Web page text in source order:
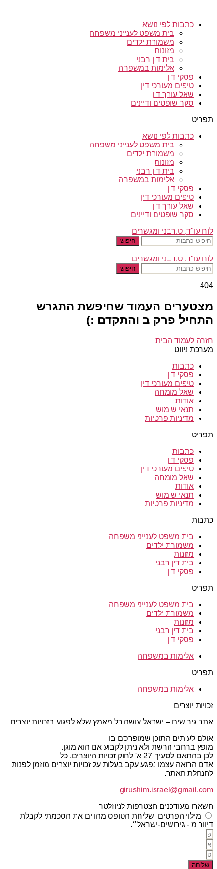
כתבות לפי נושא
בית משפט לענייני משפחה
משמורת ילדים
מזונות
בית דין רבני
אלימות במשפחה
פסקי דין
טיפים מעורכי דין
שאל עורך דין
סקר שופטים ודיינים
תפריט
כתבות לפי נושא
בית משפט לענייני משפחה
משמורת ילדים
מזונות
בית דין רבני
אלימות במשפחה
פסקי דין
טיפים מעורכי דין
שאל עורך דין
סקר שופטים ודיינים
לוח עו"ד, ט.רבני ומגשרים
חיפוש
לוח עו"ד, ט.רבני ומגשרים
חיפוש
404
מצטערים העמוד שחיפשת התגרש
התחיל פרק ב והתקדם :)
חזרה לעמוד הבית
מערכת ניווט
כתבות
פסקי דין
טיפים מעורכי דין
שאל מומחה
אודות
תנאי שימוש
מדיניות פרטיות
תפריט
כתבות
פסקי דין
טיפים מעורכי דין
שאל מומחה
אודות
תנאי שימוש
מדיניות פרטיות
כתבות
בית משפט לענייני משפחה
משמורת ילדים
מזונות
בית דין רבני
פסקי דין
תפריט
בית משפט לענייני משפחה
משמורת ילדים
מזונות
בית דין רבני
פסקי דין
אלימות במשפחה
תפריט
אלימות במשפחה
זכויות יוצרים
אתר גירושים – ישראל עושה כל מאמץ שלא לפגוע בזכויות יוצרים.
אולם לעיתים התוכן שמופרסם בו
מופץ ברחבי הרשת ולא ניתן לקבוע אם הוא מוגן.
לכן בהתאם לסעיף 27 א' לחוק זכויות היוצרים, כל
אדם הרואה עצמו נפגע עקב בעלות על זכויות יוצרים מוזמן לפנות
להנהלת האתר:
girushim.israel@gmail.com
השארו מעודכנים הצטרפות לניוזלטר
מילוי הפרטים ושליחת הטופס מהווים את הסכמתי לקבלת
דיוור מ - גירושים-ישראל״.
שליחה